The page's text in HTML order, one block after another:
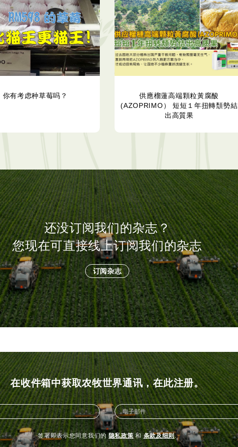
你有考虑种草莓吗？
供應榴蓮高端顆粒黃腐酸
(AZOPRIMO） 短短１年扭轉頹勢結
出高質果
还没订阅我们的杂志？
您现在可直接线上订阅我们的杂志
订阅杂志
在收件箱中获取农牧世界通讯，在此注册。
签署即表示您同意我们的隐私政策和条款及细则.